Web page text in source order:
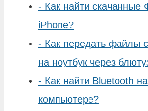
- Как найти скачанные
iPhone?
- Как передать файлы
на ноутбук через
- Как найти Bluetooth на
компьютере?